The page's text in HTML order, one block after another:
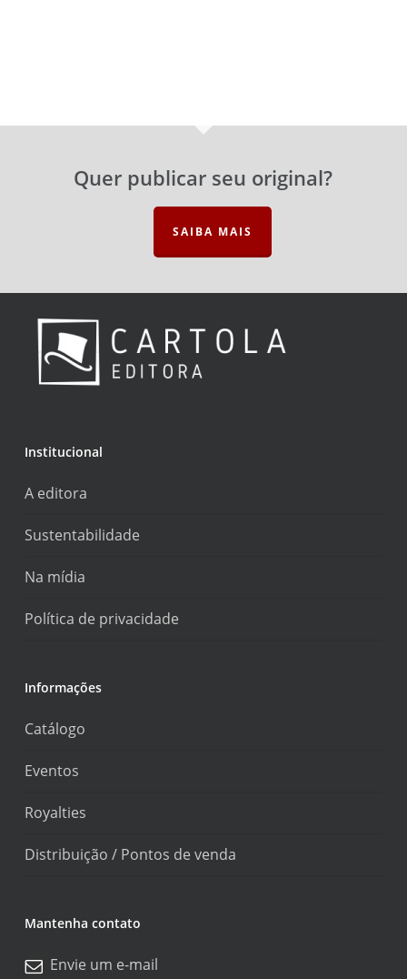
Quer publicar seu original?
SAIBA MAIS
Institucional
A editora
Sustentabilidade
Na mídia
Política de privacidade
Informações
Catálogo
Eventos
Royalties
Distribuição / Pontos de venda
Mantenha contato
Envie um e-mail